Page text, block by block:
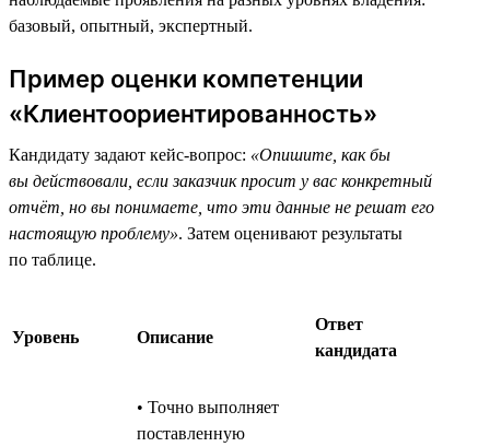
базовый, опытный, экспертный.
Пример оценки компетенции
«Клиентоориентированность»
Кандидату задают кейс-вопрос: «Опишите, как бы
вы действовали, если заказчик просит у вас конкретный
отчёт, но вы понимаете, что эти данные не решат его
настоящую проблему». Затем оценивают результаты
по таблице.
Уровень Описание
Ответ
кандидата
• Точно выполняет
поставленную